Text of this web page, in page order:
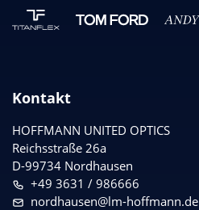
Kontakt
HOFFMANN UNITED OPTICS
Reichsstraße 26a
D-99734 Nordhausen
+49 3631 / 986666
nordhausen@lm-hoffmann.de